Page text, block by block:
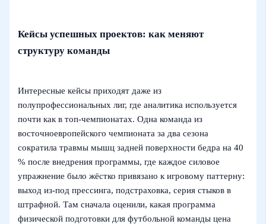
Кейсы успешных проектов: как меняют
структуру команды
Интересные кейсы приходят даже из
полупрофессиональных лиг, где аналитика используется
почти как в топ‑чемпионатах. Одна команда из
восточноевропейского чемпионата за два сезона
сократила травмы мышц задней поверхности бедра на 40
% после внедрения программы, где каждое силовое
упражнение было жёстко привязано к игровому паттерну:
выход из-под прессинга, подстраховка, серия стыков в
штрафной. Там сначала оценили, какая программа
физической подготовки для футбольной команды цена